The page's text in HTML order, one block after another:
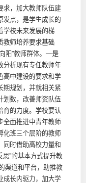
，加大教师队伍建
发点，是学生成长的
学校未来发展的梯
教师培养要求基础
阳”教师群体。一是
分析现有专任教师年
高中建设的要求和学
期规划，并就相关紧
划数，改善师资队伍
育的力度。学校要认
全面推进中青年教师
化班三个层阶的教师
同时借助高校力量和
思”的基本方式提升教
渠道和平台，助推教
成长内驱力，加大学